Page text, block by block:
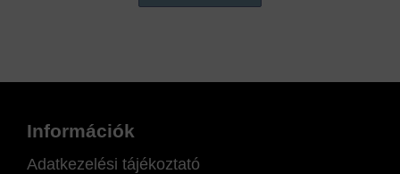
Információk
Adatkezelési tájékoztató